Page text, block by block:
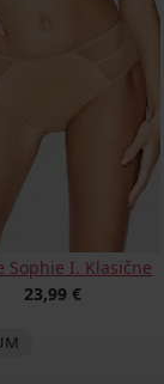
Sophie I. Klasične
23,99 €